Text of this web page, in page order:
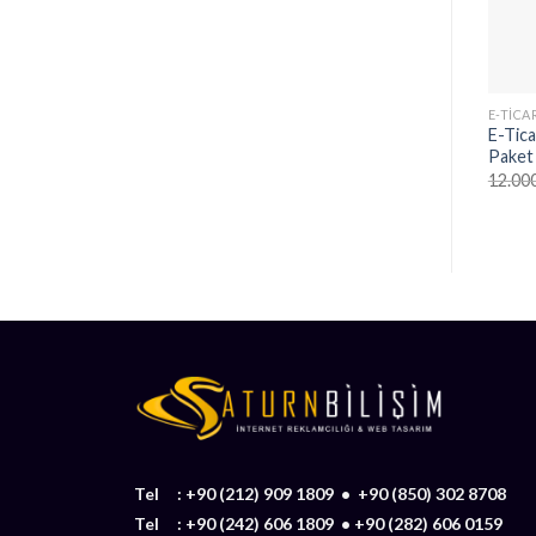
E-
E-
Paket
Tel : +90 (212) 909 1809 • +90 (850) 302 8708
Tel : +90 (242) 606 1809 • +90 (282) 606 0159